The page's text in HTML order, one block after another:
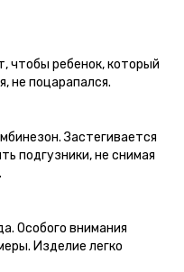
чтобы ребенок, который
не поцарапался.
Застегивается
подгузники, не снимая
Особого внимания
Изделие легко